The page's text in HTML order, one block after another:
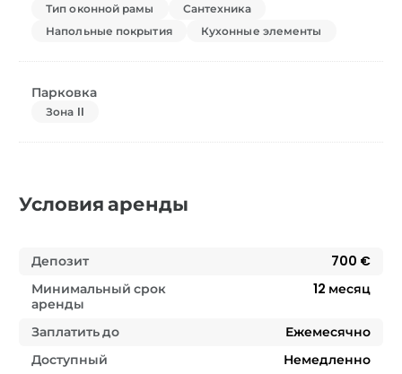
Тип оконной рамы
Сантехника
Напольные покрытия
Кухонные элементы
Парковка
Зона II
Условия аренды
Депозит
700 €
Минимальный срок
аренды
12 месяц
Заплатить до
Ежемесячно
Доступный
Немедленно